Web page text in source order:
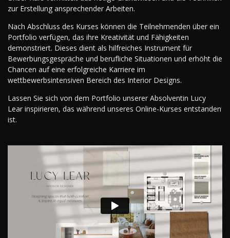
zur Erstellung ansprechender Arbeiten.
Nach Abschluss des Kurses können die Teilnehmenden über ein
Portfolio verfügen, das ihre Kreativität und Fähigkeiten
demonstriert. Dieses dient als hilfreiches Instrument für
Bewerbungsgespräche und berufliche Situationen und erhöht die
Chancen auf eine erfolgreiche Karriere im
wettbewerbsintensiven Bereich des Interior Designs.
Lassen Sie sich von dem Portfolio unserer Absolventin Lucy
Lear inspirieren, das während unseres Online-Kurses entstanden
ist.